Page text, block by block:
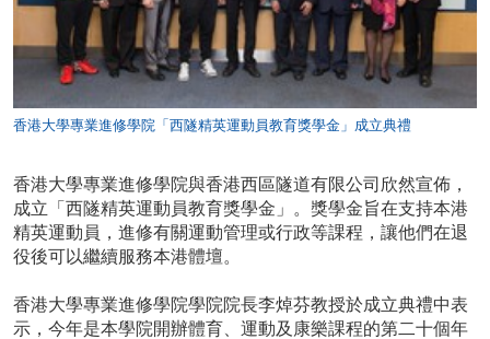
香港大學專業進修學院「西隧精英運動員教育獎學金」成立典禮
香港大學專業進修學院與香港西區隧道有限公司欣然宣佈，
成立「西隧精英運動員教育獎學金」。獎學金旨在支持本港
精英運動員，進修有關運動管理或行政等課程，讓他們在退
役後可以繼續服務本港體壇。
香港大學專業進修學院學院院長李焯芬教授於成立典禮中表
示，今年是本學院開辦體育、運動及康樂課程的第二十個年